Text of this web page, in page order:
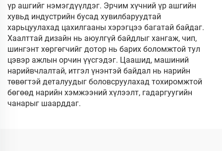
үр ашгийг нэмэгдүүлдэг. Эрчим хүчний үр ашгийн
хувьд индустрийн бусад хувилбаруудтай
харьцуулахад цахилгааны хэрэгцээ багатай байдаг.
Хаалттай дизайн нь аюулгүй байдлыг хангаж, чип,
шингэнт хөргөгчийг дотор нь барих боломжтой тул
цэвэр ажлын орчин үүсгэдэг. Цаашид, машиний
нарийвчлалтай, итгэл үнэнтэй байдал нь нарийн
төвөгтэй деталуудыг боловсруулахад тохиромжтой
бөгөөд нарийн хэмжээний хүлээлт, гадаргуугийн
чанарыг шаарддаг.